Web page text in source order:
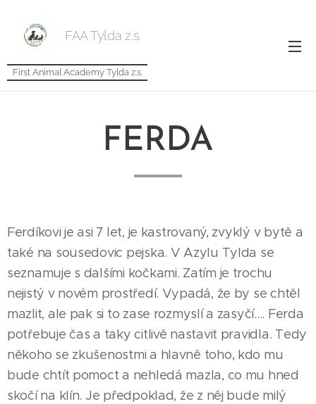
FAA Tylda z.s.
First Animal Academy Tylda z.s.
FERDA
Ferdíkovi je asi 7 let, je kastrovaný, zvyklý v bytě a
také na sousedovic pejska. V Azylu Tylda se
seznamuje s dalšími kočkami. Zatím je trochu
nejistý v novém prostředí. Vypadá, že by se chtěl
mazlit, ale pak si to zase rozmyslí a zasyčí.... Ferda
potřebuje čas a taky citlivě nastavit pravidla. Tedy
někoho se zkušenostmi a hlavně toho, kdo mu
bude chtít pomoct a nehledá mazla, co mu hned
skočí na klín. Je předpoklad, že z něj bude milý